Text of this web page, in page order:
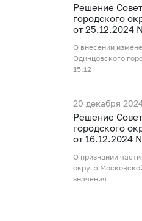
Рeшение
городского
от 25.12.2024
О внесении
Одинцовского
15.12
20 декабря
Рeшение
городского
от 16.12.2024
О признании
округа
значения